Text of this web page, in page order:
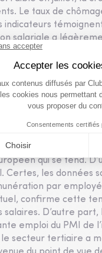
Le taux de
indicateurs
salariale a
le chômage et
à sa cible.
et une
bas dans les
qui se tend.
les données
par
confirme cette
D’autre part,
emploi du PMI de
secteur tertiaire a